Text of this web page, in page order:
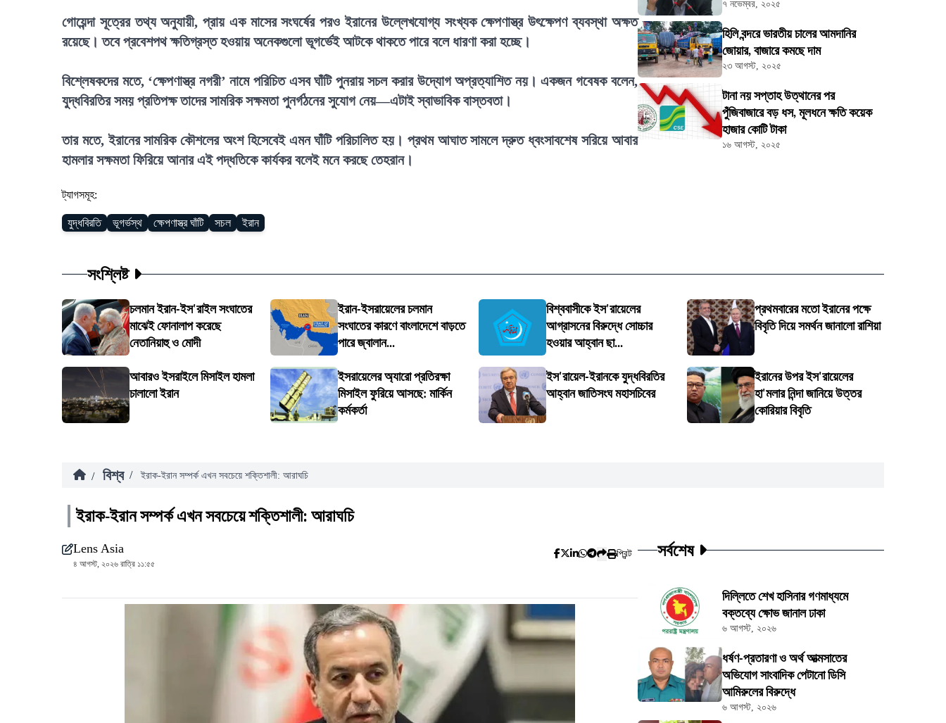
গোয়েন্দা সূত্রের তথ্য অনুযায়ী, প্রায় এক মাসের সংঘর্ষের পরও ইরানের উল্লেখযোগ্য সংখ্যক ক্ষেপণাস্ত্র উৎক্ষেপণ ব্যবস্থা অক্ষত
রয়েছে। তবে প্রবেশপথ ক্ষতিগ্রস্ত হওয়ায় অনেকগুলো ভূগর্ভেই আটকে থাকতে পারে বলে ধারণা করা হচ্ছে।
বিশ্লেষকদের মতে, ‘ক্ষেপণাস্ত্র নগরী’ নামে পরিচিত এসব ঘাঁটি পুনরায় সচল করার উদ্যোগ অপ্রত্যাশিত নয়। একজন গবেষক বলেন,
যুদ্ধবিরতির সময় প্রতিপক্ষ তাদের সামরিক সক্ষমতা পুনর্গঠনের সুযোগ নেয়—এটাই স্বাভাবিক বাস্তবতা।
তার মতে, ইরানের সামরিক কৌশলের অংশ হিসেবেই এমন ঘাঁটি পরিচালিত হয়। প্রথম আঘাত সামলে দ্রুত ধ্বংসাবশেষ সরিয়ে আবার
হামলার সক্ষমতা ফিরিয়ে আনার এই পদ্ধতিকে কার্যকর বলেই মনে করছে তেহরান।
ট্যাগসমূহ:
যুদ্ধবিরতি ভূগর্ভস্থ ক্ষেপণাস্ত্র ঘাঁটি সচল ইরান
৭ নভেম্বর, ২০২৫
হিলি বন্দরে ভারতীয় চালের আমদানির
জোয়ার, বাজারে কমছে দাম
২৩ আগস্ট, ২০২৫
টানা নয় সপ্তাহ উত্থানের পর
পুঁজিবাজারে বড় ধস, মূলধনে ক্ষতি কয়েক
হাজার কোটি টাকা
১৬ আগস্ট, ২০২৫
সংশ্লিষ্ট
চলমান ইরান-ইস'রাইল সংঘাতের
মাঝেই ফোনালাপ করেছে
নেতানিয়াহু ও মোদী
ইরান-ইসরায়েলের চলমান
সংঘাতের কারণে বাংলাদেশে বাড়তে
পারে জ্বালান...
বিশ্ববাসীকে ইস'রায়েলের
আগ্রাসনের বিরুদ্ধে সোচ্চার
হওয়ার আহ্বান ছা...
প্রথমবারের মতো ইরানের পক্ষে
বিবৃতি দিয়ে সমর্থন জানালো রাশিয়া
আবারও ইসরাইলে মিসাইল হামলা
চালালো ইরান
ইসরায়েলের অ্যারো প্রতিরক্ষা
মিসাইল ফুরিয়ে আসছে: মার্কিন
কর্মকর্তা
ইস'রায়েল-ইরানকে যুদ্ধবিরতির
আহ্বান জাতিসংঘ মহাসচিবের
ইরানের উপর ইস'রায়েলের
হা'মলার নিন্দা জানিয়ে উত্তর
কোরিয়ার বিবৃতি
/ বিশ্ব / ইরাক-ইরান সম্পর্ক এখন সবচেয়ে শক্তিশালী: আরাঘচি
ইরাক-ইরান সম্পর্ক এখন সবচেয়ে শক্তিশালী: আরাঘচি
Lens Asia
৪ আগস্ট, ২০২৬ রাত্রি ১১:৫৫
প্রিন্ট সর্বশেষ
দিল্লিতে শেখ হাসিনার গণমাধ্যমে
বক্তব্যে ক্ষোভ জানাল ঢাকা
৬ আগস্ট, ২০২৬
ধর্ষণ-প্রতারণা ও অর্থ আত্মসাতের
অভিযোগ সাংবাদিক পেটানো ডিসি
আমিরুলের বিরুদ্ধে
৬ আগস্ট, ২০২৬